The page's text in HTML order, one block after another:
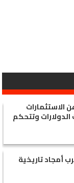
الاستثمارات
الدولارات وتتحكم
أمجاد تاريخية